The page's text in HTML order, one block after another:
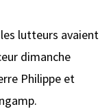
lutteurs avaient
dimanche
Philippe et